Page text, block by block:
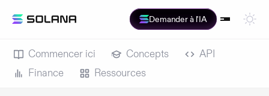
Demander à l'IA
Commencer ici Concepts
API
Finance
Ressources